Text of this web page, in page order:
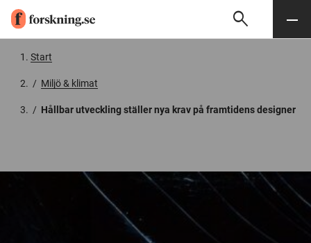
Söksearch Meny
Start
/ Miljö & klimat
/ Hållbar utveckling ställer nya krav på framtidens designer